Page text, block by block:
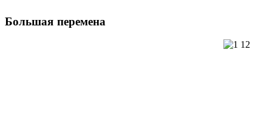
Большая перемена